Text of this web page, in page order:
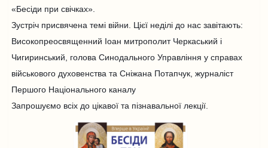
«Бесіди при свічках».
Зустріч присвячена темі війни. Цієї неділі до нас завітають:
Високопреосвященний Іоан митрополит Черкаський і
Чигиринський, голова Синодального Управління у справах
військового духовенства та Сніжана Потапчук, журналіст
Першого Національного каналу
Запрошуємо всіх до цікавої та пізнавальної лекції.